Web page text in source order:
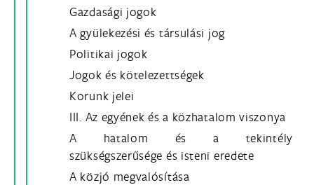
Gazdasági jogok
A gyülekezési és társulási jog
Politikai jogok
Jogok és kötelezettségek
Korunk jelei
III. Az egyének és a közhatalom viszonya
A hatalom és a tekintély
szükségszerűsége és isteni eredete
A közjó megvalósítása